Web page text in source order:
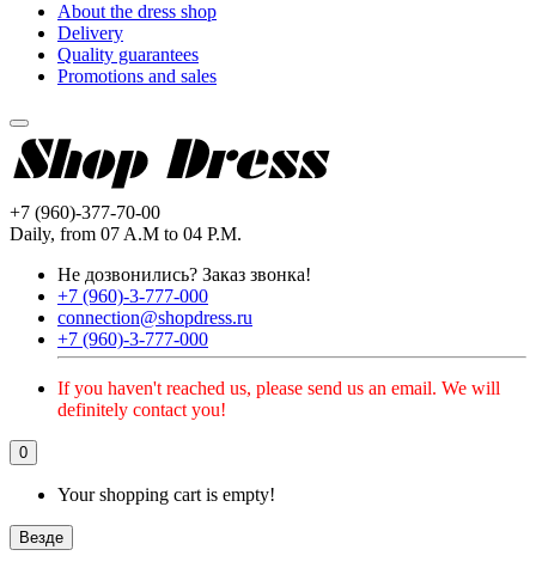
About the dress shop
Delivery
Quality guarantees
Promotions and sales
+7 (960)-377-70-00
Daily, from 07 A.M to 04 P.M.
Не дозвонились? Заказ звонка!
+7 (960)-3-777-000
connection@shopdress.ru
+7 (960)-3-777-000
If you haven't reached us, please send us an email. We will
definitely contact you!
0
Your shopping cart is empty!
Везде